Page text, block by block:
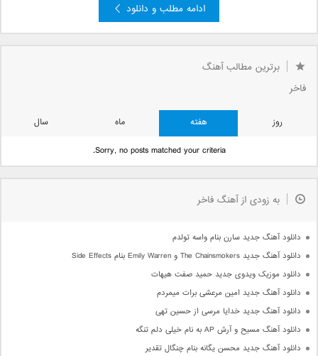
ادامه مطلب و دانلود
برترین مطالب آهنگ
فاخر
روز هفته ماه
سال
Sorry, no posts matched your criteria.
به زودی از آهنگ فاخر
دانلود آهنگ جدید سارن بنام واسه تولدم
دانلود آهنگ جدید The Chainsmokers و Emily Warren بنام Side Effects
دانلود موزیک ویدوی جدید حمید صفت هیهات
دانلود آهنگ جدید امین مرعشی برات میمردم
دانلود آهنگ جدید خدایا مرسی از حسین تهی
دانلود آهنگ مسیح و آرش AP به نام خیلی دلم تنگه
دانلود آهنگ جدید محسن یگانه بنام چنگال تقدیر